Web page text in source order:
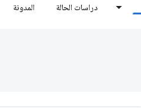
دراسات الحالة المدونة